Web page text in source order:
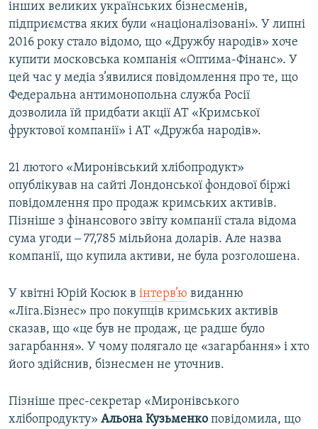
інших великих українських бізнесменів,
підприємства яких були «націоналізовані». У липні
2016 року стало відомо, що «Дружбу народів» хоче
купити московська компанія «Оптима-Фінанс». У
цей час у медіа з’явилися повідомлення про те, що
Федеральна антимонопольна служба Росії
дозволила їй придбати акції АТ «Кримської
фруктової компанії» і АТ «Дружба народів».
21 лютого «Миронівський хлібопродукт»
опублікував на сайті Лондонської фондової біржі
повідомлення про продаж кримських активів.
Пізніше з фінансового звіту компанії стала відома
сума угоди ‒ 77,785 мільйона доларів. Але назва
компанії, що купила активи, не була розголошена.
У квітні Юрій Косюк в інтерв’ю виданню
«Ліга.Бізнес» про покупців кримських активів
сказав, що «це був не продаж, це радше було
загарбання». У чому полягало це «загарбання» і хто
його здійснив, бізнесмен не уточнив.
Пізніше прес-секретар «Миронівського
хлібопродукту» Альона Кузьменко повідомила, що